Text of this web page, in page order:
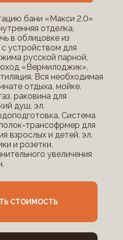
бани «Макси 2.0»
отделка,
в облицовке из
устройством для
русской парной,
«Вермилоджик»,
Вся необходимая
отдыха, мойке,
раковина для
душ, эл.
Система
трансофрмер для
взрослых и детей. эл.
и розетки.
увеличения
СТОИМОСТЬ